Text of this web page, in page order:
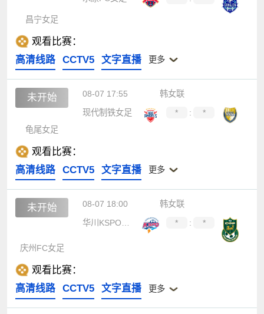
昌宁女足
观看比赛：
高清线路
CCTV5 文字直播 更多
未开始 08-07 17:55
韩女联
现代制铁女足
* :
*
龟尾女足
观看比赛：
高清线路
CCTV5 文字直播 更多
未开始 08-07 18:00
韩女联
* : *
庆州FC女足
观看比赛：
高清线路
CCTV5 文字直播 更多